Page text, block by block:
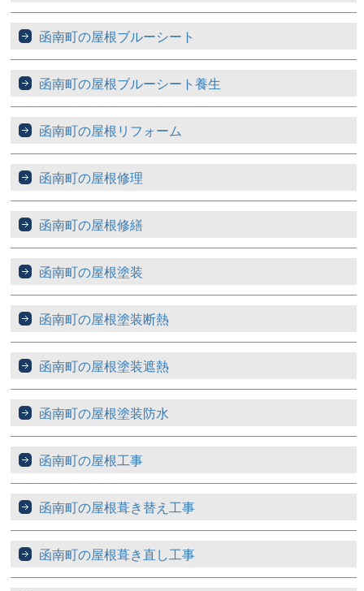
函南町の屋根ブルーシート
函南町の屋根ブルーシート養生
函南町の屋根リフォーム
函南町の屋根修理
函南町の屋根修繕
函南町の屋根塗装
函南町の屋根塗装断熱
函南町の屋根塗装遮熱
函南町の屋根塗装防水
函南町の屋根工事
函南町の屋根葺き替え工事
函南町の屋根葺き直し工事